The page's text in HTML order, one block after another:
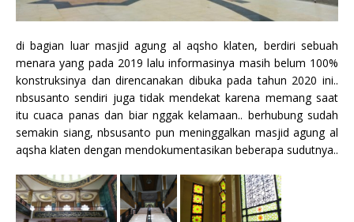
di bagian luar masjid agung al aqsho klaten, berdiri sebuah
menara yang pada 2019 lalu informasinya masih belum 100%
konstruksinya dan direncanakan dibuka pada tahun 2020 ini..
nbsusanto sendiri juga tidak mendekat karena memang saat
itu cuaca panas dan biar nggak kelamaan.. berhubung sudah
semakin siang, nbsusanto pun meninggalkan masjid agung al
aqsha klaten dengan mendokumentasikan beberapa sudutnya..